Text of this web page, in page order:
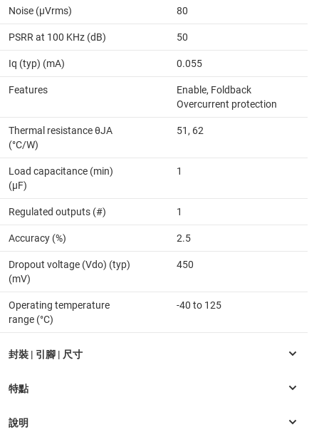
Noise (µVrms) 80
PSRR at 100 KHz (dB) 50
Iq (typ) (mA) 0.055
Features
Enable, Foldback
Overcurrent protection
Thermal resistance θJA
(°C/W)
51, 62
Load capacitance (min)
(µF)
1
Regulated outputs (#) 1
Accuracy (%) 2.5
Dropout voltage (Vdo) (typ)
(mV)
450
Operating temperature
range (°C)
-40 to 125